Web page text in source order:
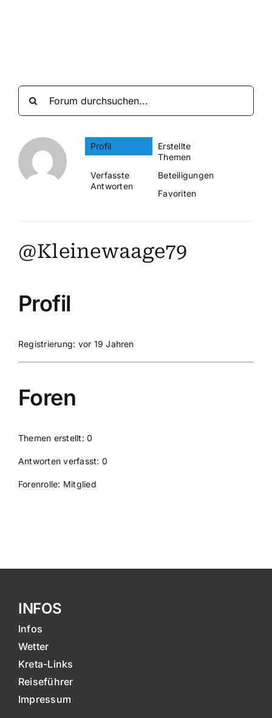
Profil
Erstellte
Themen
Verfasste
Antworten
Beteiligungen
Favoriten
@Kleinewaage79
Profil
Registrierung: vor 19 Jahren
Foren
Themen erstellt: 0
Antworten verfasst: 0
Forenrolle: Mitglied
INFOS
Infos
Wetter
Kreta-Links
Reiseführer
Impressum